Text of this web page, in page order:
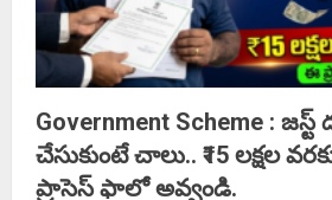
Government Scheme : జస్ట్
చేసుకుంటే చాలు.. ₹15 లక్షల
ప్రాసెస్ ఫాలో అవ్వండి.